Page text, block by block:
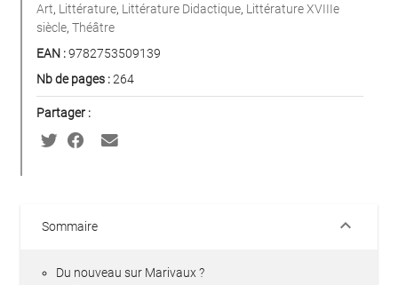
Art, Littérature, Littérature Didactique, Littérature XVIIIe
siècle, Théâtre
EAN :9782753509139
Nb de pages :264
Partager :
Sommaire keyboard_arrow_down
Du nouveau sur Marivaux ?